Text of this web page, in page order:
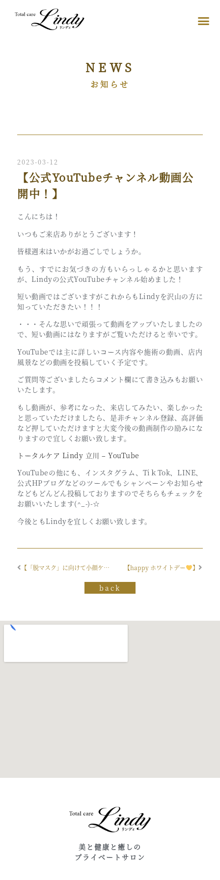
NEWS
お知らせ
2023-03-12
【公式YouTubeチャンネル動画公
開中！】
こんにちは！
いつもご来店ありがとうございます！
皆様週末はいかがお過ごしでしょうか。
もう、すでにお気づきの方もいらっしゃるかと思います
が、Lindyの公式YouTubeチャンネル始めました！
短い動画ではございますがこれからもLindyを沢山の方に
知っていただきたい！！！
・・・そんな思いで頑張って動画をアップいたしましたの
で、短い動画にはなりますがご覧いただけると幸いです。
YouTubeでは主に詳しいコース内容や施術の動画、店内
風景などの動画を投稿していく予定です。
ご質問等ございましたらコメント欄にて書き込みもお願い
いたします。
もし動画が、参考になった、来店してみたい、楽しかった
と思っていただけましたら、是非チャンネル登録、高評価
など押していただけますと大変今後の動画制作の励みにな
りますので宜しくお願い致します。
トータルケア Lindy 立川 – YouTube
YouTubeの他にも、インスタグラム、TiｋTok、LINE、
公式HPブログなどのツールでもシャンペーンやお知らせ
などもどんどん投稿しておりますのでそちらもチェックを
お願いいたします(^_-)-☆
今後ともLindyを宜しくお願い致します。
【「脱マスク」に向けて小顔ケア】 【happy ホワイトデー 】
back
美と健康と癒しの
プライベートサロン